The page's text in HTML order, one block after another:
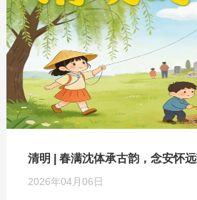
清明 | 春满沈体承古韵，念安怀
2026年04月06日